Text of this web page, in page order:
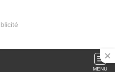
MENU